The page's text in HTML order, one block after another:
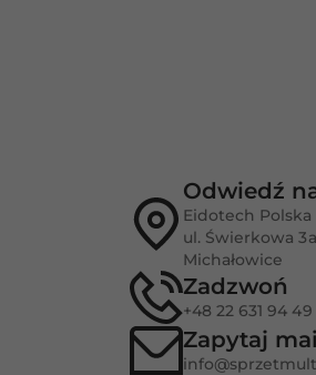
Odwiedź
Eidotech Polska
ul. Świerkowa
Michałowice
Zadzwoń
+48 22 631 94 49
Zapytaj